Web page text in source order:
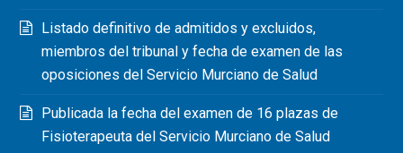
Listado definitivo de admitidos y excluidos,
miembros del tribunal y fecha de examen de las
oposiciones del Servicio Murciano de Salud
Publicada la fecha del examen de 16 plazas de
Fisioterapeuta del Servicio Murciano de Salud